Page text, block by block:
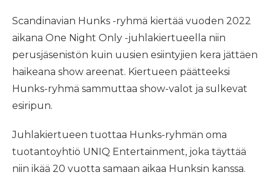
Scandinavian Hunks -ryhmä kiertää vuoden 2022
aikana One Night Only -juhlakiertueella niin
perusjäsenistön kuin uusien esiintyjien kera jättäen
haikeana show areenat. Kiertueen päätteeksi
Hunks-ryhmä sammuttaa show-valot ja sulkevat
esiripun.
Juhlakiertueen tuottaa Hunks-ryhmän oma
tuotantoyhtiö UNIQ Entertainment, joka täyttää
niin ikää 20 vuotta samaan aikaa Hunksin kanssa.